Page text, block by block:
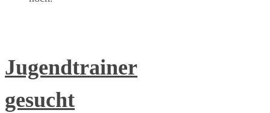
Jugendtrainer
gesucht